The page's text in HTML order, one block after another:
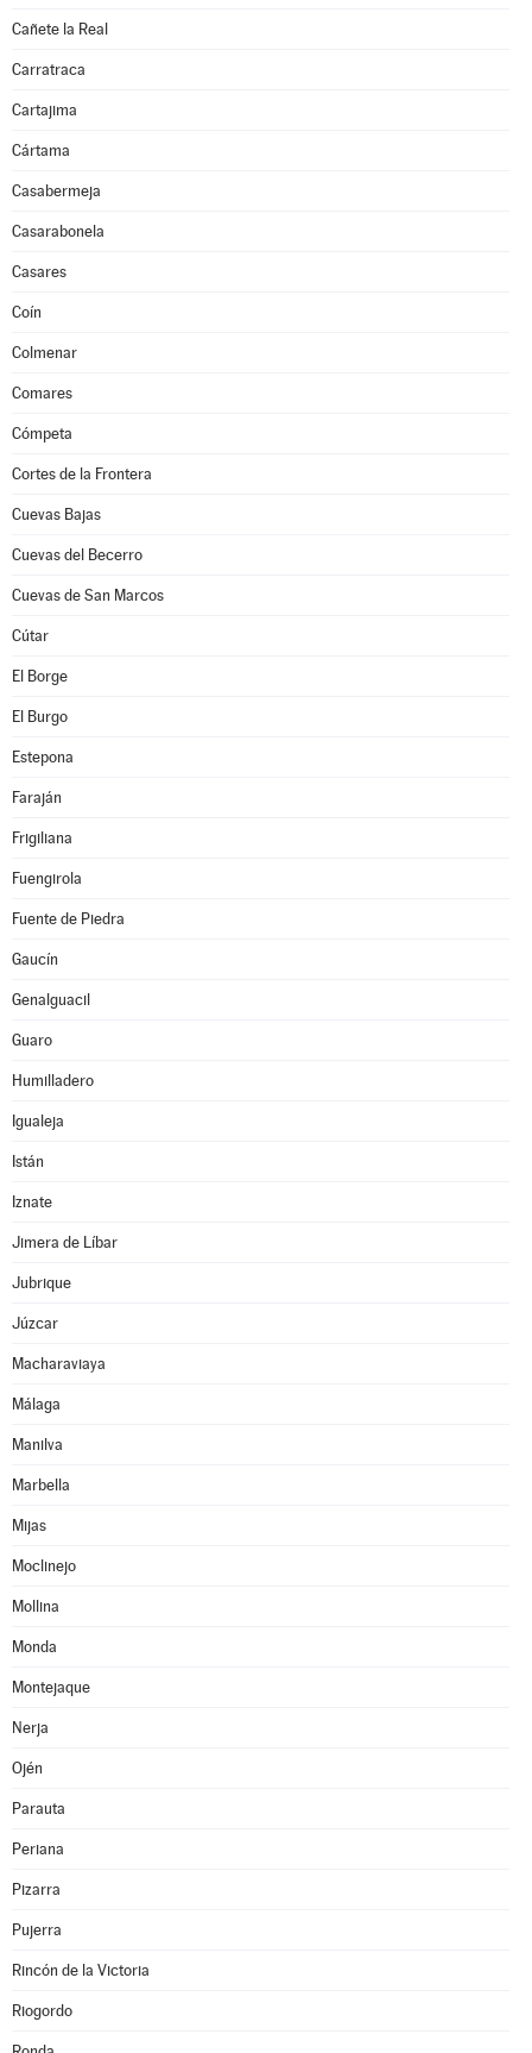
Cañete la Real
Carratraca
Cartajima
Cártama
Casabermeja
Casarabonela
Casares
Coín
Colmenar
Comares
Cómpeta
Cortes de la Frontera
Cuevas Bajas
Cuevas del Becerro
Cuevas de San Marcos
Cútar
El Borge
El Burgo
Estepona
Faraján
Frigiliana
Fuengirola
Fuente de Piedra
Gaucín
Genalguacil
Guaro
Humilladero
Igualeja
Istán
Iznate
Jimera de Líbar
Jubrique
Júzcar
Macharaviaya
Málaga
Manilva
Marbella
Mijas
Moclinejo
Mollina
Monda
Montejaque
Nerja
Ojén
Parauta
Periana
Pizarra
Pujerra
Rincón de la Victoria
Riogordo